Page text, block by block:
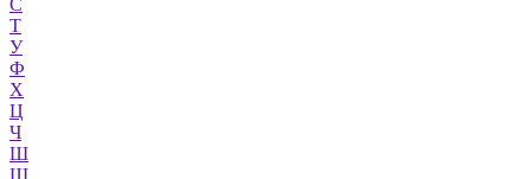
С
Т
У
Ф
Х
Ц
Ч
Ш
Щ